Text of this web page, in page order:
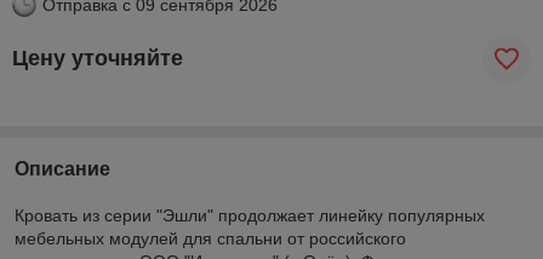
Отправка с 09 сентября 2026
Цену уточняйте
Описание
Кровать из серии "Эшли" продолжает линейку популярных
мебельных модулей для спальни от российского